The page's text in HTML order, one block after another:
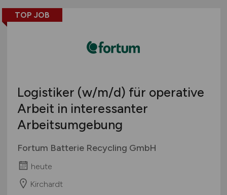
TOP JOB
Logistiker (w/m/d) für operative
Arbeit in interessanter
Arbeitsumgebung
Fortum Batterie Recycling GmbH
heute
Kirchardt